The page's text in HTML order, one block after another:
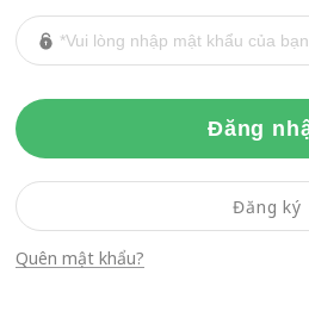
Đăng
Quên mật khẩu?
Đăng ký